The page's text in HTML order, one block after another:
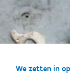
We zetten in